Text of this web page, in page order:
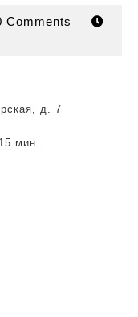
Comments
д. 7
мин.